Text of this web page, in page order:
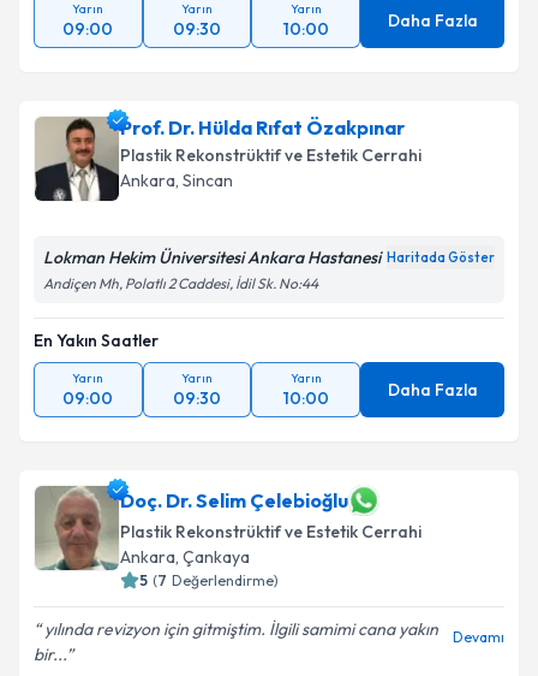
Yarın
09:00
Yarın
09:30
Yarın
10:00 Daha Fazla
Prof. Dr. Hülda Rıfat Özakpınar
Plastik Rekonstrüktif ve Estetik Cerrahi
Ankara, Sincan
Lokman Hekim Üniversitesi Ankara Hastanesi Haritada Göster
Andiçen Mh, Polatlı 2 Caddesi, İdil Sk. No:44
En Yakın Saatler
Yarın
09:00
Yarın
09:30
Yarın
10:00 Daha Fazla
Doç. Dr. Selim Çelebioğlu
Plastik Rekonstrüktif ve Estetik Cerrahi
Ankara, Çankaya
5 (7 Değerlendirme)
yılında revizyon için gitmiştim. İlgili samimi cana yakın
bir...
Devamı